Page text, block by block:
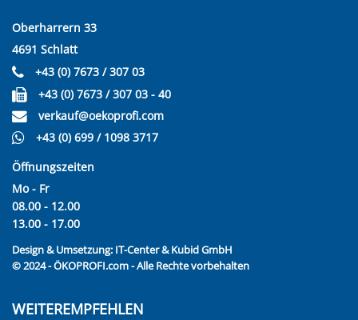
Oberharrern 33
4691 Schlatt
+43 (0) 7673 / 307 03
+43 (0) 7673 / 307 03 - 40
verkauf@oekoprofi.com
+43 (0) 699 / 1098 3717
Öffnungszeiten
Mo - Fr
08.00 - 12.00
13.00 - 17.00
Design & Umsetzung: IT-Center & Kubid GmbH
© 2024 - ÖKOPROFI.com - Alle Rechte vorbehalten
WEITEREMPFEHLEN